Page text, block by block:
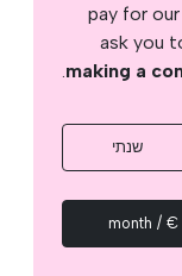
pay for
ask you
making a
.
שנתי